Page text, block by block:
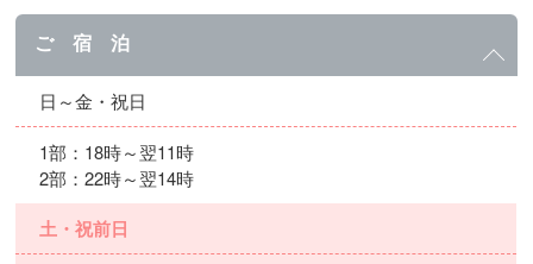
ご 宿 泊
日～金・祝日
1部：18時～翌11時
2部：22時～翌14時
土・祝前日